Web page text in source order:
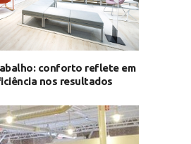
conforto reflete em
nos resultados